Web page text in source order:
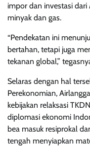
impor dan investasi dari
minyak dan gas.
“Pendekatan ini
bertahan, tetapi juga
tekanan global,”
Selaras dengan hal
Perekonomian,
kebijakan relaksasi
diplomasi ekonomi
bea masuk resiprokal
tengah menyiapkan